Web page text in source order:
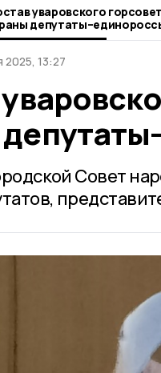
уваровского
2025, 13:27
Совет